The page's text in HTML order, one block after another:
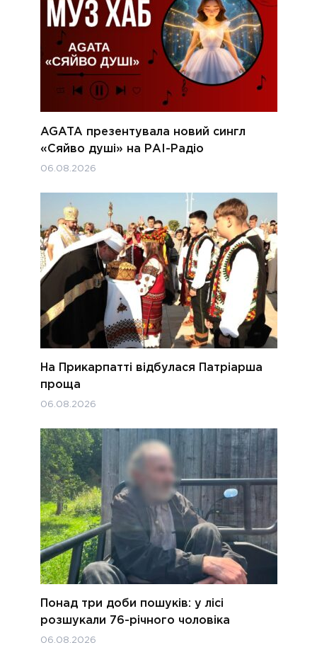
AGATA презентувала новий сингл
«Сяйво душі» на РАІ-Радіо
06.08.2026
На Прикарпатті відбулася Патріарша
проща
06.08.2026
Понад три доби пошуків: у лісі
розшукали 76-річного чоловіка
06.08.2026